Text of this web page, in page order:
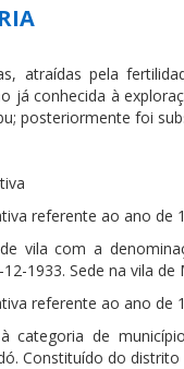
atraídas pela
já conhecida à
posteriormente foi
referente ao ano
vila com a
1933. Sede na vila
referente ao ano
categoria de
Constituído do distrito